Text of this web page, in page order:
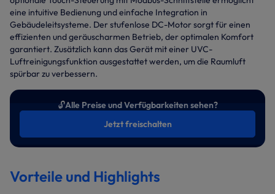
eine intuitive Bedienung und einfache Integration in
Gebäudeleitsysteme. Der stufenlose DC-Motor sorgt für einen
effizienten und geräuscharmen Betrieb, der optimalen Komfort
garantiert. Zusätzlich kann das Gerät mit einer UVC-
Luftreinigungsfunktion ausgestattet werden, um die Raumluft
spürbar zu verbessern.
🔓Alle Preise und Verfügbarkeiten sehen?
Jetzt freischalten
Vorteile und Highlights